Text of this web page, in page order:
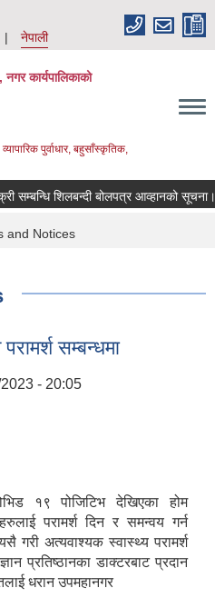
नेपाली
कार्यपालिकाको
पुर्वाधार, बहुसाँस्कृतिक,
लिलाम बिक्री सम्बन्धि शिलबन्दी बोलपत्र आव्हानको सूचना।
and Notices
सम्बन्धमा
- 20:05
१९ पोजिटिभ देखिएका होम
परामर्श दिन र समन्वय गर्न
गरी अत्यवाश्यक स्वास्थ्य परामर्श
प्रतिष्ठानका डाक्टरबाट प्रदान
धरान उपमहानगर